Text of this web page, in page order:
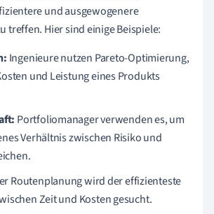
und ausgewogenere
treffen. Hier sind einige Beispiele:
Ingenieure nutzen Pareto-Optimierung,
und Leistung eines Produkts
Portfoliomanager verwenden es, um
Verhältnis zwischen Risiko und
Routenplanung wird der effizienteste
Zeit und Kosten gesucht.